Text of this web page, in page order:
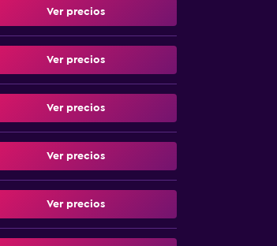
Ver precios
Ver precios
Ver precios
Ver precios
Ver precios